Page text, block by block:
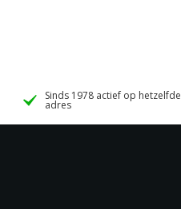
Sinds 1978 actief op hetzelfde
adres